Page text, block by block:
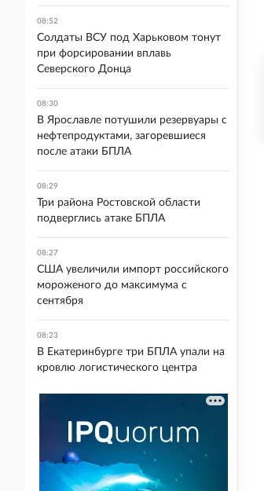
08:52
Солдаты ВСУ под Харьковом тонут
при форсировании вплавь
Северского Донца
08:30
В Ярославле потушили резервуары с
нефтепродуктами, загоревшиеся
после атаки БПЛА
08:29
Три района Ростовской области
подверглись атаке БПЛА
08:27
США увеличили импорт российского
мороженого до максимума с
сентября
08:23
В Екатеринбурге три БПЛА упали на
кровлю логистического центра